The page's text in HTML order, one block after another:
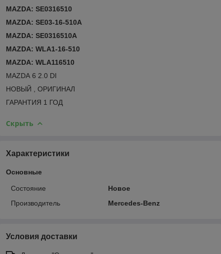
MAZDA: SE0316510
MAZDA: SE03-16-510A
MAZDA: SE0316510A
MAZDA: WLA1-16-510
MAZDA: WLA116510
MAZDA 6 2.0 DI
НОВЫЙ , ОРИГИНАЛ
ГАРАНТИЯ 1 ГОД
Скрыть
Характеристики
Основные
Состояние
Новое
Производитель
Mercedes-Benz
Условия доставки